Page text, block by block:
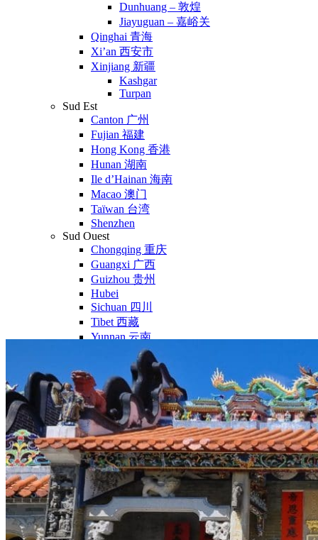
Dunhuang – 敦煌
Jiayuguan – 嘉峪关
Qinghai 青海
Xi’an 西安市
Xinjiang 新疆
Kashgar
Turpan
Sud Est
Canton 广州
Fujian 福建
Hong Kong 香港
Hunan 湖南
Ile d’Hainan 海南
Macao 澳门
Taïwan 台湾
Shenzhen
Sud Ouest
Chongqing 重庆
Guangxi 广西
Guizhou 贵州
Hubei
Sichuan 四川
Tibet 西藏
Yunnan 云南
Circuits sur mesure
Nos Petits Groupes
Ambiance
Classique et incontournables
Culture & expériences
Nature et grands paysages
Famille et enfants
Trekking et aventure
Luxe et exception
Où et quand partir ?
Printemps
Eté
Automne